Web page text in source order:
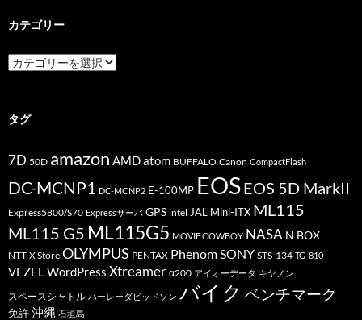
カテゴリー
カ
テ
ー
タグ
7D 50D amazon AMDatom BUFFALO Canon CompactFlash
DC-MCNP1 DC-MCNP2 E-100MP EOSEOS 5D MarkII
Express5800/S70 Expressサーバ GPS intel JAL Mini-ITX ML115
ML115 G5 ML115G5 MOVIE COWBOY NASA N BOX
NTT-X Store OLYMPUS PENTAX PhenomSONY STS-134 TG-810
VEZELWordPress Xtreamer α200 アイオーデータ キヤノン
スペースシャトル ハーレーダビッドソン バイク ベンチマーク
免許沖縄 石垣島